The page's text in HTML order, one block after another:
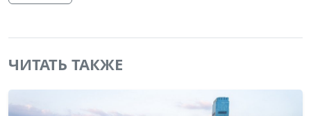
ЧИТАТЬ ТАКЖЕ